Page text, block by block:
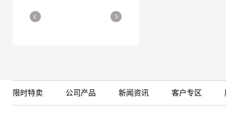
细胞培养瓶
More
限时特卖 公司产品 新闻资讯 客户专区